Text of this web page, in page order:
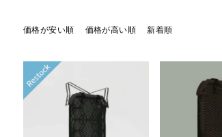
価格が安い順 価格が高い順 新着順